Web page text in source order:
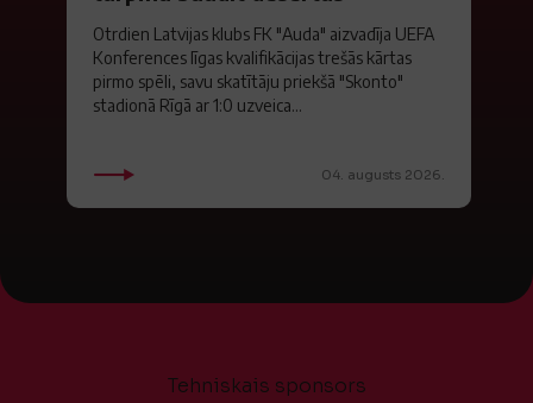
Otrdien Latvijas klubs FK "Auda" aizvadīja UEFA
Konferences līgas kvalifikācijas trešās kārtas
pirmo spēli, savu skatītāju priekšā "Skonto"
stadionā Rīgā ar 1:0 uzveica...
04. augusts 2026.
Tehniskais sponsors